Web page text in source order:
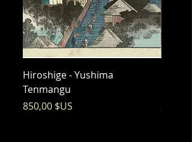
Hiroshige - Yushima
Tenmangu
Prix
850,00 $US
Prix
325,00